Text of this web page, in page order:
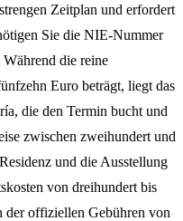
Zeitplan und erfordert
Sie die NIE-Nummer
die reine
Euro beträgt, liegt das
die den Termin bucht und
zwischen zweihundert und
und die Ausstellung
von dreihundert bis
der offiziellen Gebühren von